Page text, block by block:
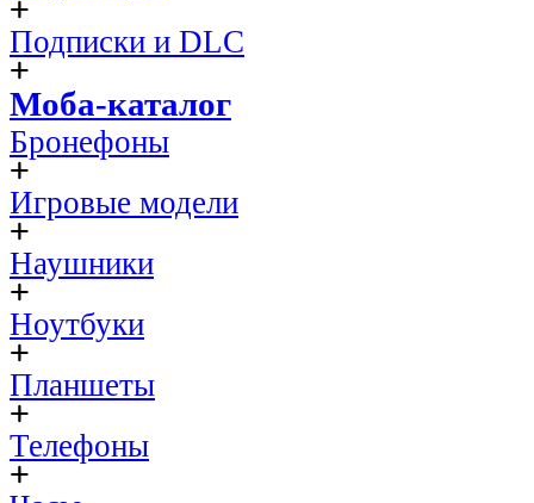
Подписки и DLC
Моба-каталог
Бронефоны
Игровые модели
Наушники
Ноутбуки
Планшеты
Телефоны